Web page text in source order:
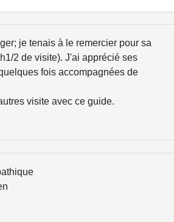
je tenais à le remercier pour sa
2 de visite). J'ai apprécié ses
fois accompagnées de
visite avec ce guide.